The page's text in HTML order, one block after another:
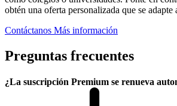
obtén una oferta personalizada que se adapte
Contáctanos Más información
Preguntas frecuentes
¿La suscripción Premium se renueva